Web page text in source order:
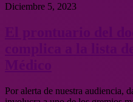
Diciembre 5, 2023
Por alerta de nuestra audiencia,